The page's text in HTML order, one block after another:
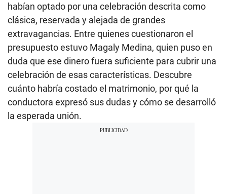
habían optado por una celebración descrita como
clásica, reservada y alejada de grandes
extravagancias. Entre quienes cuestionaron el
presupuesto estuvo Magaly Medina, quien puso en
duda que ese dinero fuera suficiente para cubrir una
celebración de esas características. Descubre
cuánto habría costado el matrimonio, por qué la
conductora expresó sus dudas y cómo se desarrolló
la esperada unión.